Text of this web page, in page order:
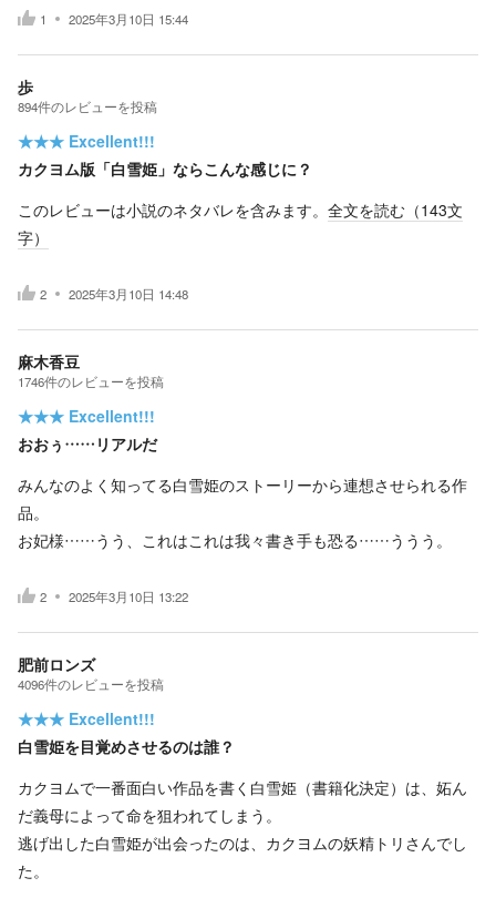
1 2025年3月10日 15:44
歩
894件のレビューを投稿
★★★ Excellent!!!
カクヨム版「白雪姫」ならこんな感じに？
このレビューは小説のネタバレを含みます。 全文を読む（143文
字）
2 2025年3月10日 14:48
麻木香豆
1746件のレビューを投稿
★★★ Excellent!!!
おおぅ……リアルだ
みんなのよく知ってる白雪姫のストーリーから連想させられる作
品。
お妃様……うう、これはこれは我々書き手も恐る……ううう。
2 2025年3月10日 13:22
肥前ロンズ
4096件のレビューを投稿
★★★ Excellent!!!
白雪姫を目覚めさせるのは誰？
カクヨムで一番面白い作品を書く白雪姫（書籍化決定）は、妬ん
だ義母によって命を狙われてしまう。
逃げ出した白雪姫が出会ったのは、カクヨムの妖精トリさんでし
た。